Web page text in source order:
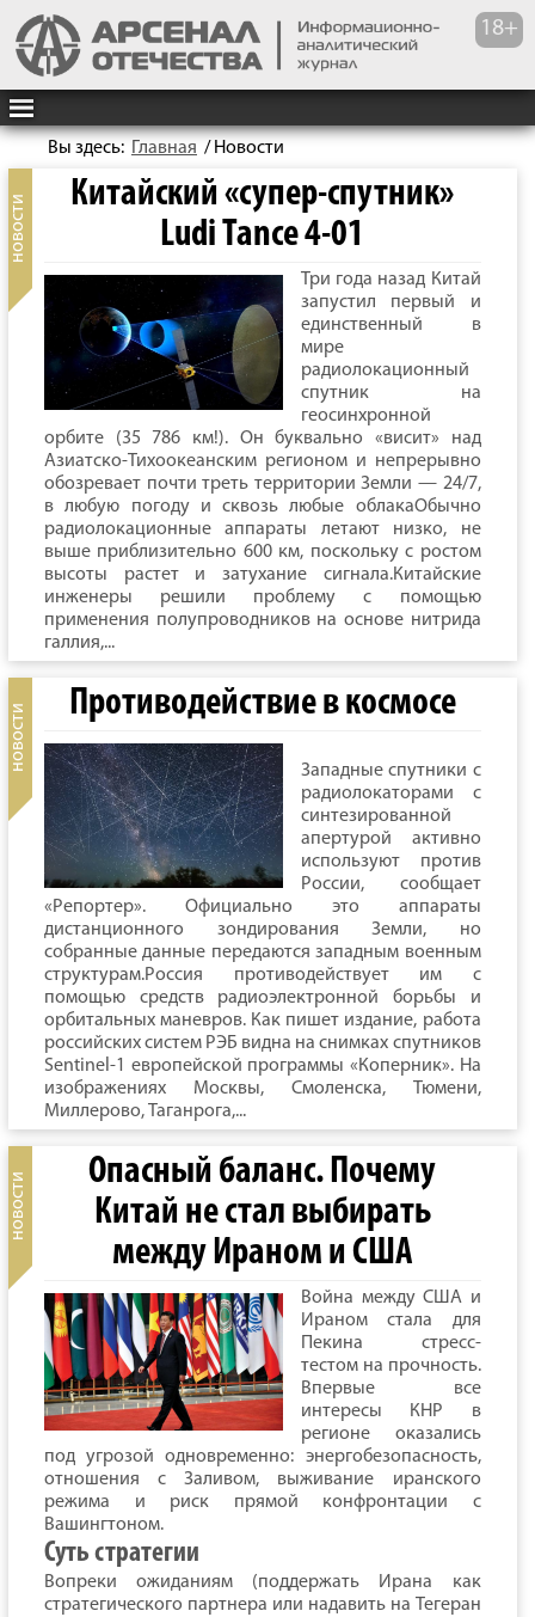
Вы здесь: Главная / Новости
Китайский «супер-спутник»
Ludi Tance 4-01
Три года назад Китай
запустил первый и
единственный в
мире
радиолокационный
спутник на
геосинхронной
орбите (35 786 км!). Он буквально «висит» над
Азиатско-Тихоокеанским регионом и непрерывно
обозревает почти треть территории Земли — 24/7,
в любую погоду и сквозь любые облакаОбычно
радиолокационные аппараты летают низко, не
выше приблизительно 600 км, поскольку с ростом
высоты растет и затухание сигнала.Китайские
инженеры решили проблему с помощью
применения полупроводников на основе нитрида
галлия,...
Противодействие в космосе
Западные спутники с
радиолокаторами с
синтезированной
апертурой активно
используют против
России, сообщает
«Репортер». Официально это аппараты
дистанционного зондирования Земли, но
собранные данные передаются западным военным
структурам.Россия противодействует им с
помощью средств радиоэлектронной борьбы и
орбитальных маневров. Как пишет издание, работа
российских систем РЭБ видна на снимках спутников
Sentinel-1 европейской программы «Коперник». На
изображениях Москвы, Смоленска, Тюмени,
Миллерово, Таганрога,...
Опасный баланс. Почему
Китай не стал выбирать
между Ираном и США
Война между США и
Ираном стала для
Пекина стресс-
тестом на прочность.
Впервые все
интересы КНР в
регионе оказались
под угрозой одновременно: энергобезопасность,
отношения с Заливом, выживание иранского
режима и риск прямой конфронтации с
Вашингтоном.
Суть стратегии
Вопреки ожиданиям (поддержать Ирана как
стратегического партнера или надавить на Тегеран